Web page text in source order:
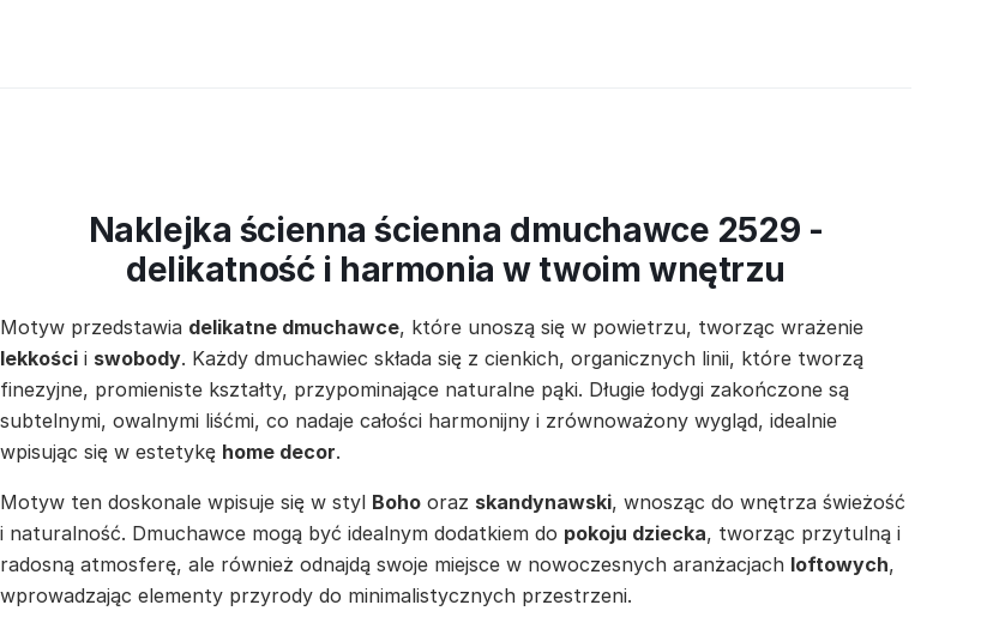
Naklejka ścienna ścienna dmuchawce 2529 -
delikatność i harmonia w twoim wnętrzu
Motyw przedstawia delikatne dmuchawce, które unoszą się w powietrzu, tworząc wrażenie
lekkości i swobody. Każdy dmuchawiec składa się z cienkich, organicznych linii, które tworzą
finezyjne, promieniste kształty, przypominające naturalne pąki. Długie łodygi zakończone są
subtelnymi, owalnymi liśćmi, co nadaje całości harmonijny i zrównoważony wygląd, idealnie
wpisując się w estetykę home decor.
Motyw ten doskonale wpisuje się w styl Boho oraz skandynawski, wnosząc do wnętrza świeżość
i naturalność. Dmuchawce mogą być idealnym dodatkiem do pokoju dziecka, tworząc przytulną i
radosną atmosferę, ale również odnajdą swoje miejsce w nowoczesnych aranżacjach loftowych,
wprowadzając elementy przyrody do minimalistycznych przestrzeni.